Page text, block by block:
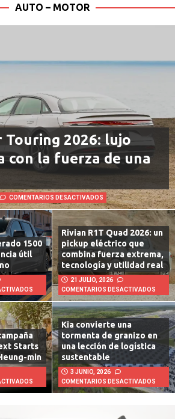
AUTO – MOTOR
Touring 2026: lujo
con la fuerza de una
COMENTARIOS DESACTIVADOS
1500
útil
Rivian R1T Quad 2026: un
pickup eléctrico que
combina fuerza extrema,
tecnología y utilidad real
21 JULIO, 2026
COMENTARIOS DESACTIVADOS
Starts
min
Kia convierte una
tormenta de granizo en
una lección de logística
sustentable
3 JUNIO, 2026
COMENTARIOS DESACTIVADOS